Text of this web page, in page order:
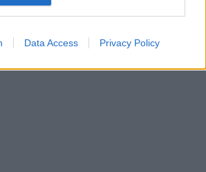
Data Access Privacy Policy